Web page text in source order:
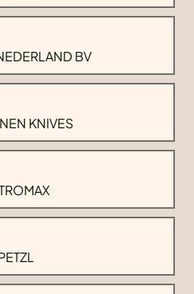
BV
KNIVES